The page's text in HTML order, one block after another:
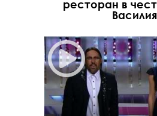
ресторан в
Василия